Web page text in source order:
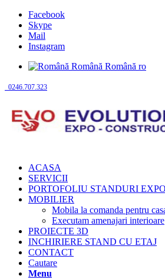
Facebook
Skype
Mail
Instagram
Română Română ro
0246.707.323
ACASA
SERVICII
PORTOFOLIU STANDURI
MOBILIER
Mobila la comanda pentru
Executam amenajari interioare
PROIECTE 3D
INCHIRIERE STAND CU ETAJ
CONTACT
Cautare
Menu